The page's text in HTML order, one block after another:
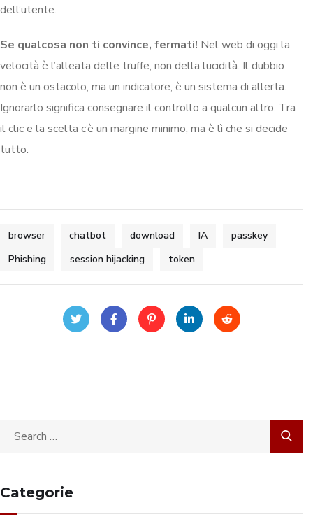
dell’utente.
Se qualcosa non ti convince, fermati! Nel web di oggi la
velocità è l’alleata delle truffe, non della lucidità. Il dubbio
non è un ostacolo, ma un indicatore, è un sistema di allerta.
Ignorarlo significa consegnare il controllo a qualcun altro. Tra
il clic e la scelta c’è un margine minimo, ma è lì che si decide
tutto.
browser chatbot download IA
passkey
Phishing
session hijacking token
Categorie